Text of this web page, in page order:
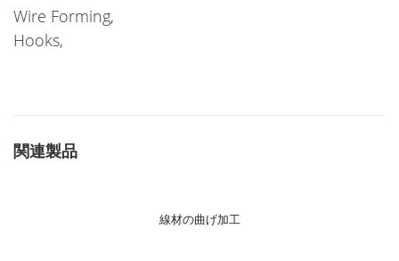
Wire Forming,
Hooks,
関連製品
線材の曲げ加工